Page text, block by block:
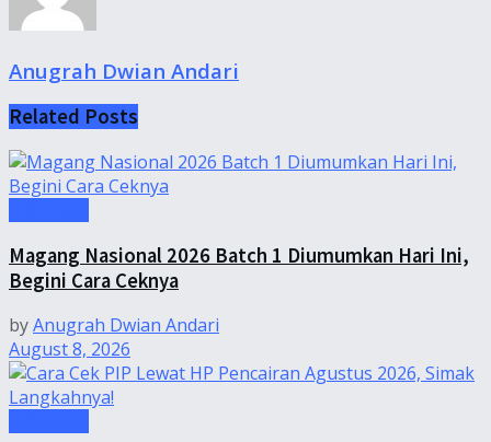
Anugrah Dwian Andari
Related Posts
Magang Nasional 2026 Batch 1 Diumumkan Hari Ini,
Begini Cara Ceknya
byAnugrah Dwian Andari
August 8, 2026